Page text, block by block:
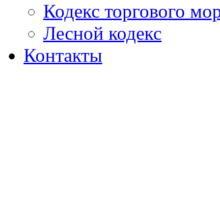
Кодекс торгового
Лесной кодекс
Контакты